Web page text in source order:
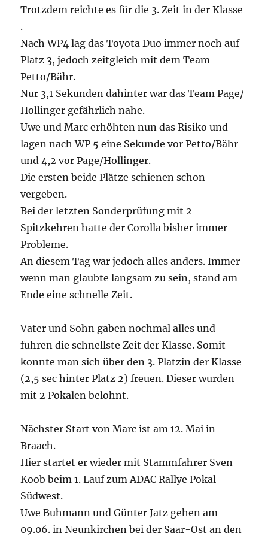
Trotzdem reichte es für die 3. Zeit in der Klasse
.
Nach WP4 lag das Toyota Duo immer noch auf
Platz 3, jedoch zeitgleich mit dem Team
Petto/Bähr.
Nur 3,1 Sekunden dahinter war das Team Page/
Hollinger gefährlich nahe.
Uwe und Marc erhöhten nun das Risiko und
lagen nach WP 5 eine Sekunde vor Petto/Bähr
und 4,2 vor Page/Hollinger.
Die ersten beide Plätze schienen schon
vergeben.
Bei der letzten Sonderprüfung mit 2
Spitzkehren hatte der Corolla bisher immer
Probleme.
An diesem Tag war jedoch alles anders. Immer
wenn man glaubte langsam zu sein, stand am
Ende eine schnelle Zeit.
Vater und Sohn gaben nochmal alles und
fuhren die schnellste Zeit der Klasse. Somit
konnte man sich über den 3. Platzin der Klasse
(2,5 sec hinter Platz 2) freuen. Dieser wurden
mit 2 Pokalen belohnt.
Nächster Start von Marc ist am 12. Mai in
Braach.
Hier startet er wieder mit Stammfahrer Sven
Koob beim 1. Lauf zum ADAC Rallye Pokal
Südwest.
Uwe Buhmann und Günter Jatz gehen am
09.06. in Neunkirchen bei der Saar-Ost an den